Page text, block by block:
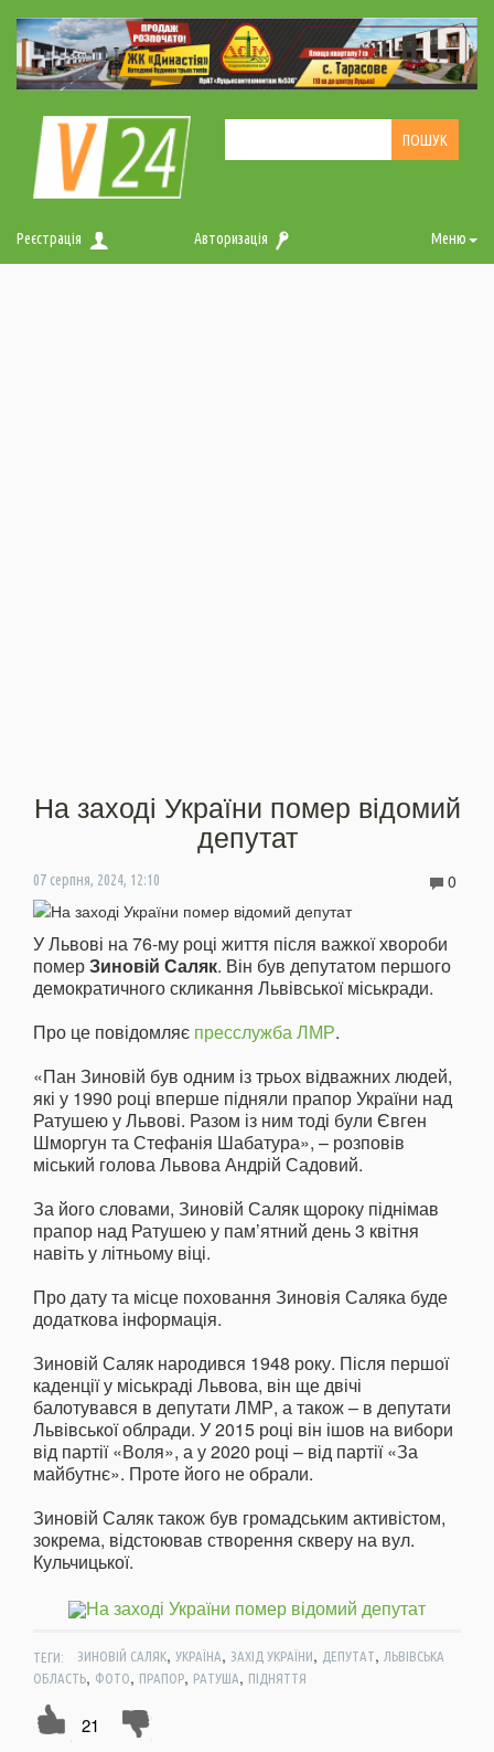
Реєстрація Авторизація Меню
На заході України помер відомий
депутат
07 серпня, 2024, 12:10 0
У Львові на 76-му році життя після важкої хвороби
померЗиновій Саляк. Він був депутатом першого
демократичного скликання Львівської міськради.
Про це повідомляє пресслужба ЛМР.
«Пан Зиновій був одним із трьох відважних людей,
які у 1990 році вперше підняли прапор України над
Ратушею у Львові. Разом із ним тоді були Євген
Шморгун та Стефанія Шабатура», – розповів
міський голова Львова Андрій Садовий.
За його словами, Зиновій Саляк щороку піднімав
прапор над Ратушею у пам’ятний день 3 квітня
навіть у літньому віці.
Про дату та місце поховання Зиновія Саляка буде
додаткова інформація.
Зиновій Саляк народився 1948 року. Після першої
каденції у міськраді Львова, він ще двічі
балотувався в депутати ЛМР, а також – в депутати
Львівської облради. У 2015 році він ішов на вибори
від партії «Воля», а у 2020 році – від партії «За
майбутнє». Проте його не обрали.
Зиновій Саляк також був громадським активістом,
зокрема, відстоював створення скверу на вул.
Кульчицької.
ТЕГИ: ЗИНОВІЙ САЛЯК, УКРАЇНА, ЗАХІД УКРАЇНИ, ДЕПУТАТ, ЛЬВІВСЬКА
ОБЛАСТЬ, ФОТО, ПРАПОР, РАТУША, ПІДНЯТТЯ
21